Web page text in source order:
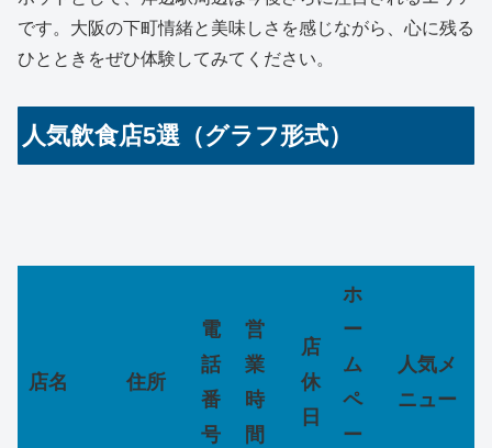
です。大阪の下町情緒と美味しさを感じながら、心に残る
ひとときをぜひ体験してみてください。
人気飲食店5選（グラフ形式）
店名 住所
電
話
番
号
営
業
時
間
店
休
日
ホ
ー
ム
ペ
ー
人気メ
ニュー